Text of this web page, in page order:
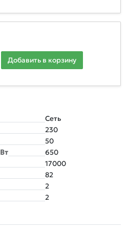
Добавить в корзину
Сеть
230
50
650
17000
82
2
2